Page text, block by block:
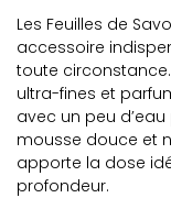
Les Feuilles de
accessoire
toute
ultra-fines et
avec un peu
mousse douce et
apporte la dose
profondeur.